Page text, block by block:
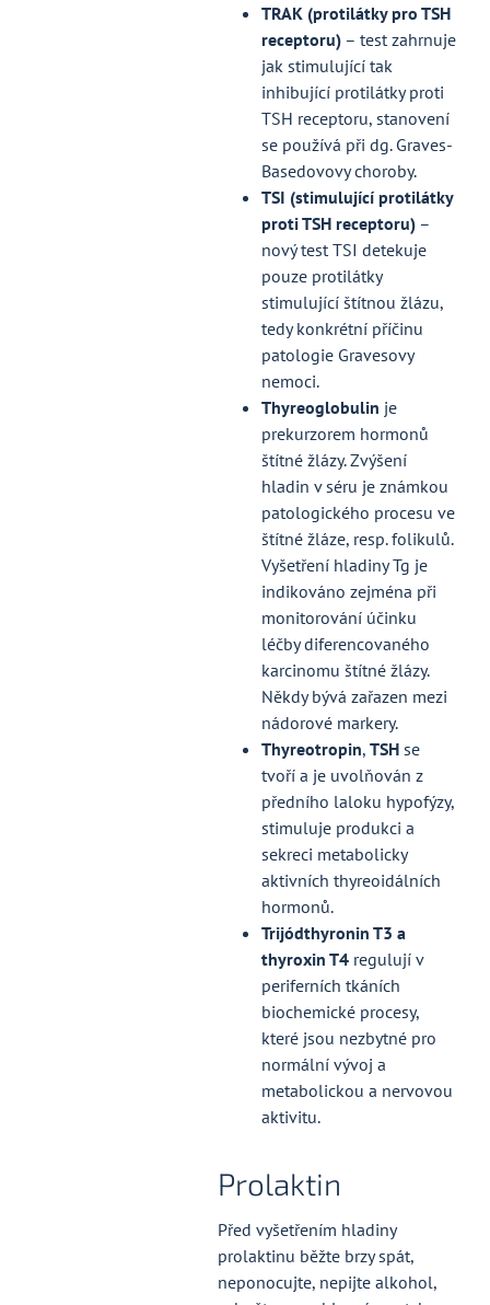
TRAK (protilátky pro TSH
receptoru) – test zahrnuje
jak stimulující tak
inhibující protilátky proti
TSH receptoru, stanovení
se používá při dg. Graves-
Basedovovy choroby.
TSI (stimulující protilátky
proti TSH receptoru) –
nový test TSI detekuje
pouze protilátky
stimulující štítnou žlázu,
tedy konkrétní příčinu
patologie Gravesovy
nemoci.
Thyreoglobulin je
prekurzorem hormonů
štítné žlázy. Zvýšení
hladin v séru je známkou
patologického procesu ve
štítné žláze, resp. folikulů.
Vyšetření hladiny Tg je
indikováno zejména při
monitorování účinku
léčby diferencovaného
karcinomu štítné žlázy.
Někdy bývá zařazen mezi
nádorové markery.
Thyreotropin,TSH se
tvoří a je uvolňován z
předního laloku hypofýzy,
stimuluje produkci a
sekreci metabolicky
aktivních thyreoidálních
hormonů.
Trijódthyronin T3 a
thyroxin T4 regulují v
periferních tkáních
biochemické procesy,
které jsou nezbytné pro
normální vývoj a
metabolickou a nervovou
aktivitu.
Prolaktin
Před vyšetřením hladiny
prolaktinu běžte brzy spát,
neponocujte, nepijte alkohol,